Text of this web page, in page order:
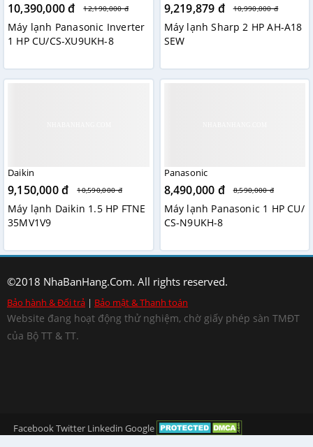
10,390,000 đ 12,190,000 đ
Máy lạnh Panasonic Inverter
1 HP CU/CS-XU9UKH-8
9,219,879 đ 10,990,000 đ
Máy lạnh Sharp 2 HP AH-A18
SEW
Daikin
9,150,000 đ 10,590,000 đ
Máy lạnh Daikin 1.5 HP FTNE
35MV1V9
Panasonic
8,490,000 đ 8,590,000 đ
Máy lạnh Panasonic 1 HP CU/
CS-N9UKH-8
©2018 NhaBanHang.Com. All rights reserved.
Bảo hành & Đổi trả | Bảo mật & Thanh toán
Website đang hoạt động thử nghiệm, chờ giấy phép sàn TMĐT
của Bộ TT & TT.
Facebook Twitter Linkedin Google